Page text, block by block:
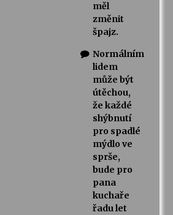
měl
změnit
špajz.
Normálním
lidem
může být
útěchou,
že každé
shýbnutí
pro spadlé
mýdlo ve
sprše,
bude pro
pana
kuchaře
řadu let